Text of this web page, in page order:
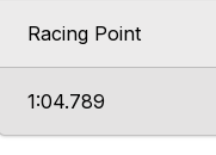
Racing Point
1:04.789